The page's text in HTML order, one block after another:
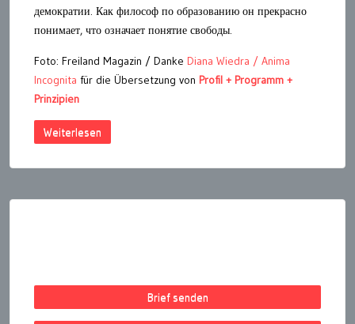
демократии. Как философ по образованию он прекрасно
понимает, что означает понятие свободы.
Foto: Freiland Magazin / Danke Diana Wiedra / Anima
Incognita für die Übersetzung von Profil + Programm +
Prinzipien
Weiterlesen
der
Brief senden